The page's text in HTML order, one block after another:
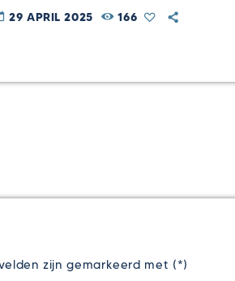
29 APRIL 2025 166
zijn gemarkeerd met (*)